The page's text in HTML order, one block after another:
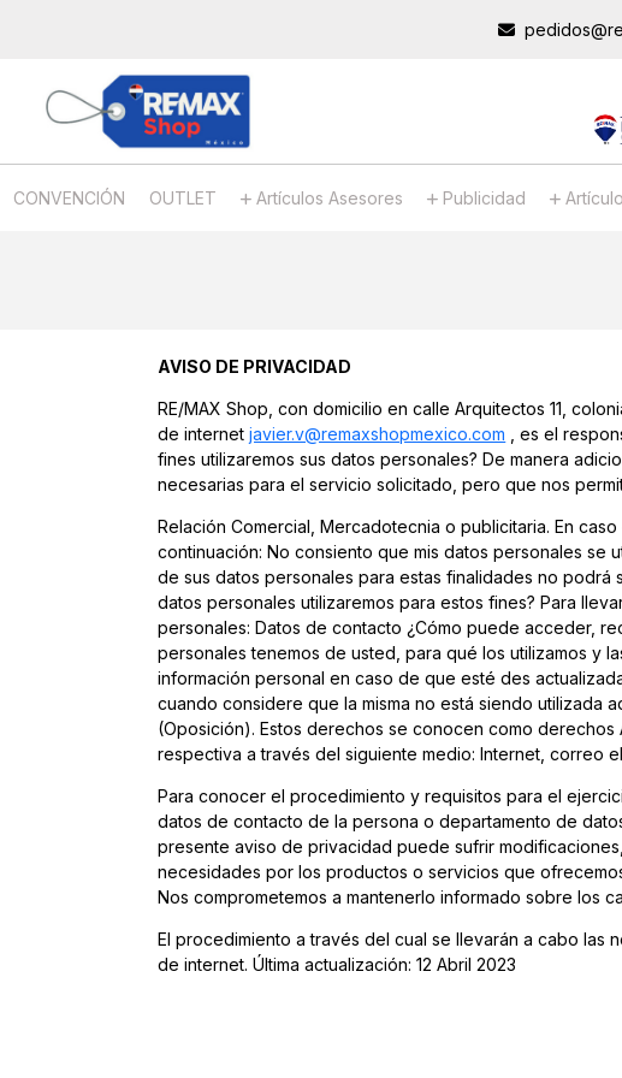
CONVENCIÓN OUTLET Artículos Asesores Publicidad
AVISO DE PRIVACIDAD
RE/MAX Shop, con domicilio en calle Arquitectos 11,
de internetjavier.v@remaxshopmexico.com , es el
fines utilizaremos sus datos personales? De manera
necesarias para el servicio solicitado, pero que nos
Relación Comercial, Mercadotecnia o publicitaria. En
continuación: No consiento que mis datos personales se
de sus datos personales para estas finalidades no
datos personales utilizaremos para estos fines? Para
personales: Datos de contacto ¿Cómo puede acceder,
personales tenemos de usted, para qué los utilizamos y
información personal en caso de que esté des
cuando considere que la misma no está siendo utilizada
(Oposición). Estos derechos se conocen como
respectiva a través del siguiente medio: Internet, correo
Para conocer el procedimiento y requisitos para el
datos de contacto de la persona o departamento de
presente aviso de privacidad puede sufrir
necesidades por los productos o servicios que
Nos comprometemos a mantenerlo informado sobre los
El procedimiento a través del cual se llevarán a cabo las
de internet. Última actualización: 12 Abril 2023